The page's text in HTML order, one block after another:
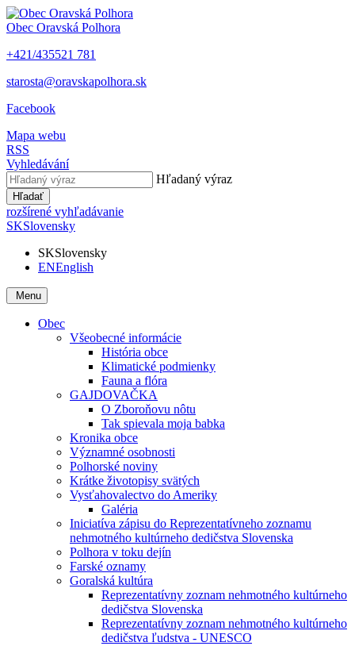
Obec Oravská Polhora
+421/435521 781
starosta@oravskapolhora.sk
Facebook
Mapa webu
RSS
Vyhledávání
Hľadaný výraz
Hľadať
rozšírené vyhľadávanie
SKSlovensky
SKSlovensky
ENEnglish
Menu
Obec
Všeobecné informácie
História obce
Klimatické podmienky
Fauna a flóra
GAJDOVAČKA
O Zboroňovu nôtu
Tak spievala moja babka
Kronika obce
Významné osobnosti
Polhorské noviny
Krátke životopisy svätých
Vysťahovalectvo do Ameriky
Galéria
Iniciatíva zápisu do Reprezentatívneho zoznamu
nehmotného kultúrneho dedičstva Slovenska
Polhora v toku dejín
Farské oznamy
Goralská kultúra
Reprezentatívny zoznam nehmotného kultúrneho
dedičstva Slovenska
Reprezentatívny zoznam nehmotného kultúrneho
dedičstva ľudstva - UNESCO